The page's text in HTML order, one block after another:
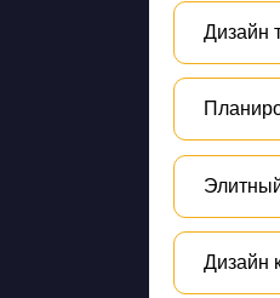
Дизайн
Дизайн